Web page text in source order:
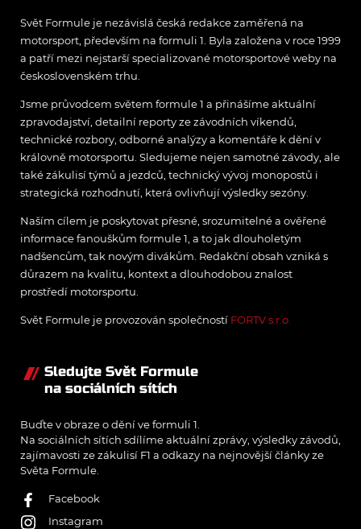
Svět Formule je nezávislá česká redakce zaměřená na
motorsport, především na formuli 1. Byla založena v roce 1999
a patří mezi nejstarší specializované motorsportové weby na
československém trhu.
Jsme průvodcem světem formule 1 a přinášíme aktuální
zpravodajství, detailní reporty ze závodních víkendů,
technické rozbory, odborné analýzy a komentáře k dění v
královně motorsportu. Sledujeme nejen samotné závody, ale
také zákulisí týmů a jezdců, technický vývoj monopostů i
strategická rozhodnutí, která ovlivňují výsledky sezóny.
Naším cílem je poskytovat přesné, srozumitelné a ověřené
informace fanouškům formule 1, a to jak dlouholetým
nadšencům, tak novým divákům. Redakční obsah vzniká s
důrazem na kvalitu, kontext a dlouhodobou znalost
prostředí motorsportu.
Svět Formule je provozován společností FORTV s.r.o.
Sledujte Svět Formule
na sociálních sítích
Buďte v obraze o dění ve formuli 1.
Na sociálních sítích sdílíme aktuální zprávy, výsledky závodů,
zajímavosti ze zákulisí F1 a odkazy na nejnovější články ze
Světa Formule.
Facebook
Instagram